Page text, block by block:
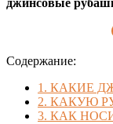
джинсовые
Содержание:
1. КАКИЕ
2. КАКУЮ
3. КАК